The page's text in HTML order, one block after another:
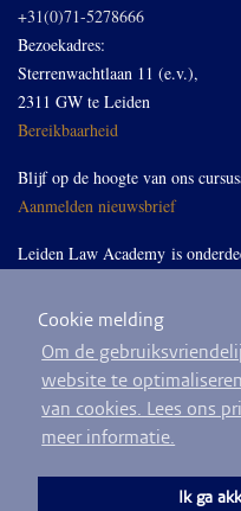
Cookie melding
Om de
website te
van cookies. Lees ons
meer informatie.
Ik ga
+31(0)71-5278666
Bezoekadres:
Sterrenwachtlaan 11 (e.v.),
2311 GW te Leiden
Bereikbaarheid
Blijf op de hoogte van ons
Aanmelden nieuwsbrief
Leiden Law Academy is
Volg ons op LinkedIn
© 2026
Privacyverklaring
Algemene